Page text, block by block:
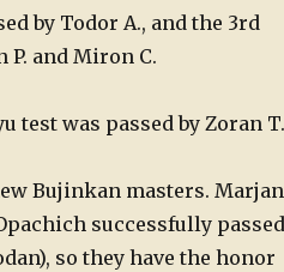
by Todor A., and the 3rd
P. and Miron C.
test was passed by Zoran T.
Bujinkan masters. Marjan
successfully passed
so they have the honor